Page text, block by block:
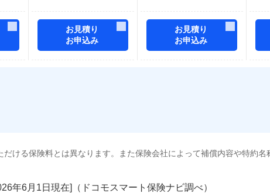
お見積り
お申込み
お見積り
お申込み
ける保険料とは異なります。また保険会社によって補償内容や特約
年 月 日現在]（ドコモスマート保険ナビ調べ）